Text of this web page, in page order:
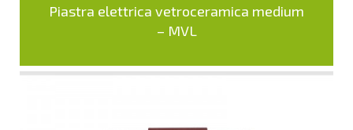
Piastra elettrica vetroceramica medium
– MVL